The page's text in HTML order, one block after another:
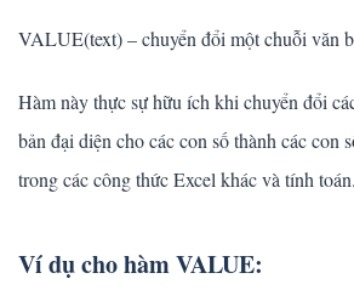
VALUE(text) – chuyển đổi một chuỗi văn
Hàm này thực sự hữu ích khi chuyển đổi
bản đại diện cho các con số thành các con
trong các công thức Excel khác và tính toán.
Ví dụ cho hàm VALUE: